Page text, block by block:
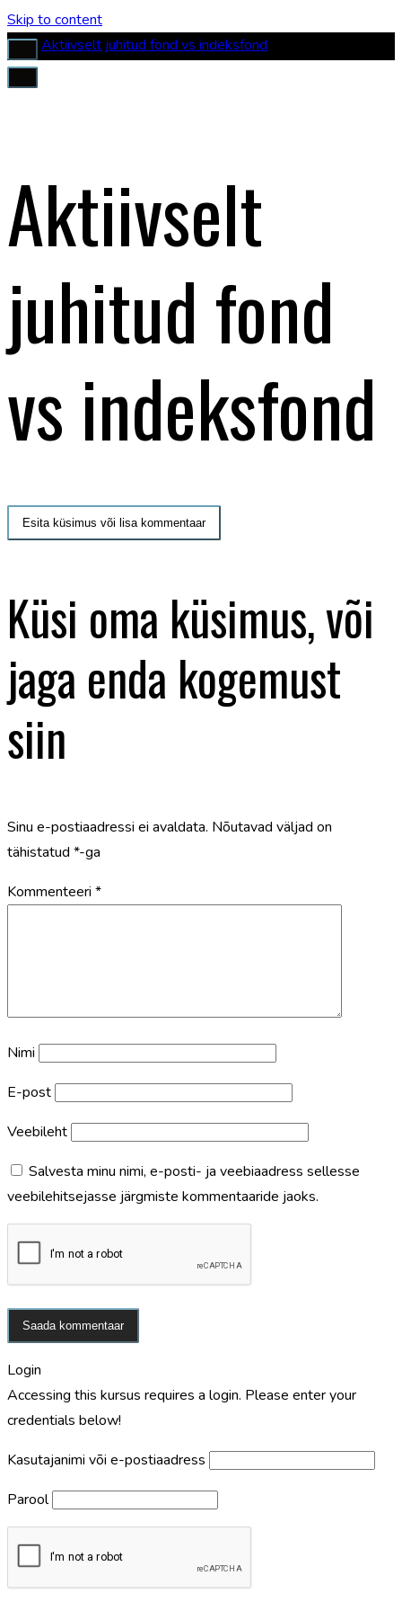
Skip to content
Aktiivselt juhitud fond vs indeksfond
Aktiivselt
juhitud fond
vs indeksfond
Esita küsimus või lisa kommentaar
Küsi oma küsimus, või
jaga enda kogemust
siin
Sinu e-postiaadressi ei avaldata. Nõutavad väljad on
tähistatud *-ga
Kommenteeri *
Nimi
E-post
Veebileht
Salvesta minu nimi, e-posti- ja veebiaadress sellesse
veebilehitsejasse järgmiste kommentaaride jaoks.
Login
Accessing this kursus requires a login. Please enter your
credentials below!
Kasutajanimi või e-postiaadress
Parool